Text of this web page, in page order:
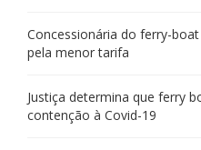
Concessionária do ferry-
pela menor tarifa
Justiça determina que ferry
contenção à Covid-19